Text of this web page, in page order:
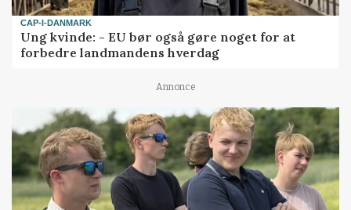
CAP-I-DANMARK
Ung kvinde: - EU bør også gøre noget for at
forbedre landmandens hverdag
Annonce